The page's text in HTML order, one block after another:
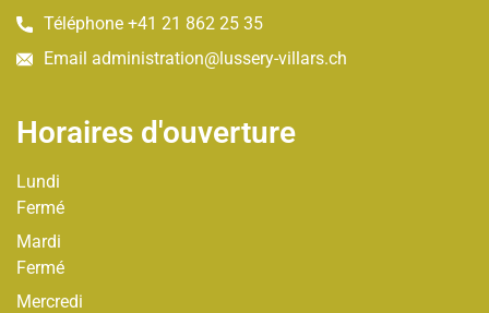
Téléphone +41 21 862 25 35
Email administration@lussery-villars.ch
Horaires d'ouverture
Lundi
Fermé
Mardi
Fermé
Mercredi